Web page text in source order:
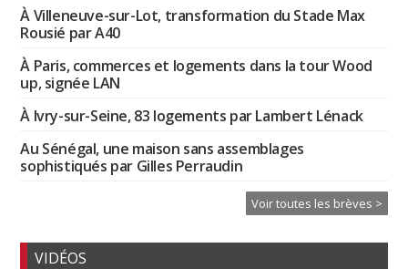
À Villeneuve-sur-Lot, transformation du Stade Max
Rousié par A40
À Paris, commerces et logements dans la tour Wood
up, signée LAN
À Ivry-sur-Seine, 83 logements par Lambert Lénack
Au Sénégal, une maison sans assemblages
sophistiqués par Gilles Perraudin
Voir toutes les brèves >
VIDÉOS